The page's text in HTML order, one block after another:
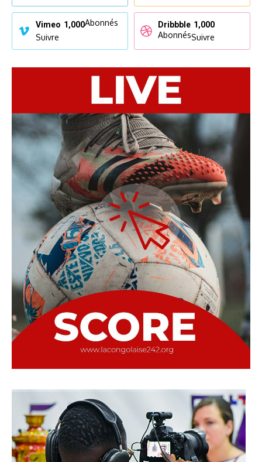
Vimeo 1,000Abonnés
Suivre
Dribbble 1,000
AbonnésSuivre